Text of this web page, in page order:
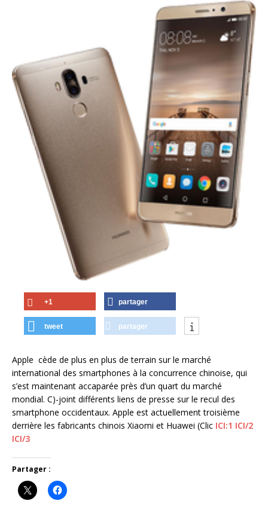
+1 partager
tweet partager
Apple cède de plus en plus de terrain sur le marché
international des smartphones à la concurrence chinoise, qui
s’est maintenant accaparée près d’un quart du marché
mondial. C)-joint différents liens de presse sur le recul des
smartphone occidentaux. Apple est actuellement troisième
derrière les fabricants chinois Xiaomi et Huawei (Clic ICI:1 ICI/2
ICI/3
Partager :